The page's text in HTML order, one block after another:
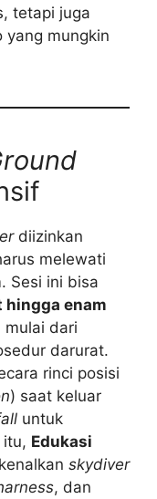
tetapi juga
yang mungkin
diizinkan
melewati
Sesi ini bisa
hingga enam
mulai dari
darurat.
rinci posisi
) saat keluar
untuk
itu, Edukasi
skydiver
, dan